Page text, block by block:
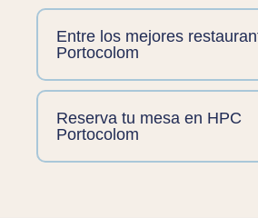
Entre los mejores
Portocolom
Reserva tu mesa en HPC
Portocolom